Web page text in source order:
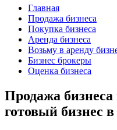
Главная
Продажа бизнеса
Покупка бизнеса
Аренда бизнеса
Возьму в аренду
Бизнес брокеры
Оценка бизнеса
Продажа бизнеса
готовый бизнес